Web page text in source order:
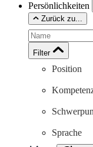
Persönlichkeiten
Zurück zu...
Filter
Position
Sprache